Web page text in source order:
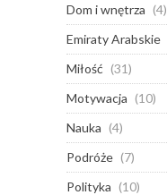
Dom i wnętrza (4)
Emiraty Arabskie
Miłość (31)
Motywacja (10)
Nauka (4)
Podróże (7)
Polityka (10)